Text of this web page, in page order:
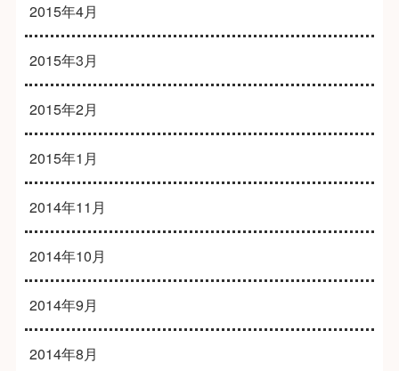
2015年4月
2015年3月
2015年2月
2015年1月
2014年11月
2014年10月
2014年9月
2014年8月